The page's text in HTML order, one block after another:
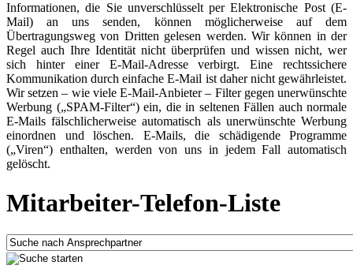
Informationen, die Sie unverschlüsselt per Elektronische Post (E-
Mail) an uns senden, können möglicherweise auf dem
Übertragungsweg von Dritten gelesen werden. Wir können in der
Regel auch Ihre Identität nicht überprüfen und wissen nicht, wer
sich hinter einer E-Mail-Adresse verbirgt. Eine rechtssichere
Kommunikation durch einfache E-Mail ist daher nicht gewährleistet.
Wir setzen – wie viele E-Mail-Anbieter – Filter gegen unerwünschte
Werbung („SPAM-Filter“) ein, die in seltenen Fällen auch normale
E-Mails fälschlicherweise automatisch als unerwünschte Werbung
einordnen und löschen. E-Mails, die schädigende Programme
(„Viren“) enthalten, werden von uns in jedem Fall automatisch
gelöscht.
Mitarbeiter-Telefon-Liste